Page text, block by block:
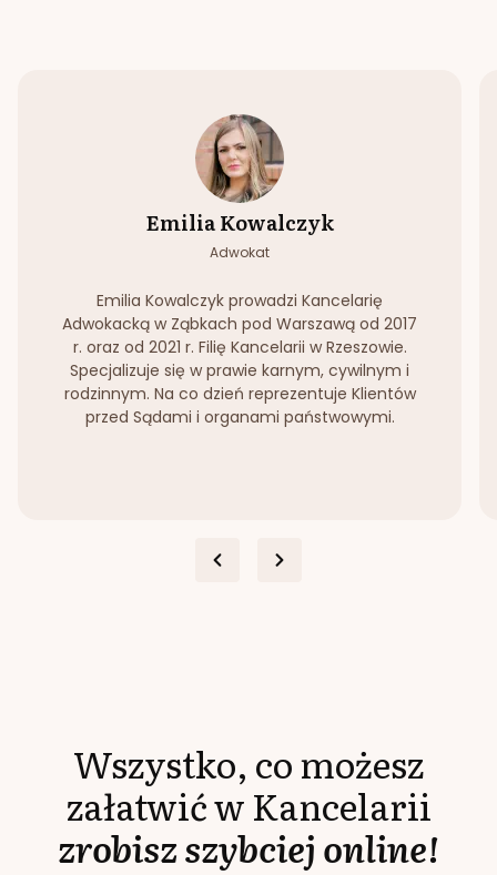
Emilia Kowalczyk
Adwokat
Emilia Kowalczyk prowadzi Kancelarię
Adwokacką w Ząbkach pod Warszawą od 2017
r. oraz od 2021 r. Filię Kancelarii w Rzeszowie.
Specjalizuje się w prawie karnym, cywilnym i
rodzinnym. Na co dzień reprezentuje Klientów
przed Sądami i organami państwowymi.
Wszystko, co możesz
załatwić w Kancelarii
zrobisz szybciej online!